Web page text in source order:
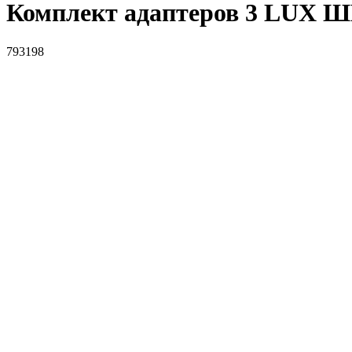
Комплект адаптеров 3 LUX
793198